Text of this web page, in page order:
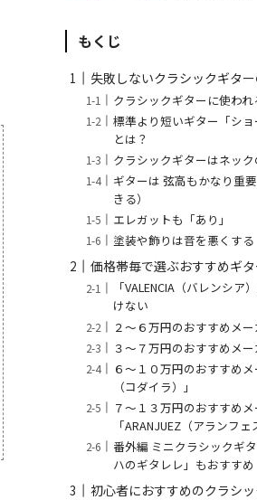
もくじ
失敗しないクラシックギタ
クラシックギターに使われ
標準より短いギター「ショ
とは？
クラシックギターはネッ
ギターは 弦高もかなり重
きる）
エレガットも「あり」
塗装や飾りは音を悪くする
価格帯毎で選ぶおすすめギ
「VALENCIA（バレンシア
けない
２～６万円のおすすめメー
３～７万円のおすすめメー
６～１０万円のおすすめ
（コダイラ）」
７〜１３万円のおすすめメ
「ARANJUEZ（アランフェ
番外編 ミニクラシックギ
ハのギタレレ」もおすすめ
初心者におすすめのクラシ